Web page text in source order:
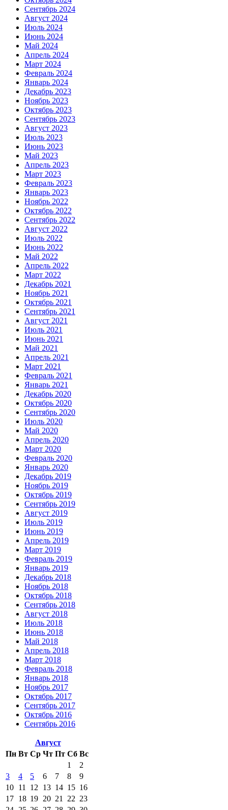
Сентябрь 2024
Август 2024
Июль 2024
Июнь 2024
Май 2024
Апрель 2024
Март 2024
Февраль 2024
Январь 2024
Декабрь 2023
Ноябрь 2023
Октябрь 2023
Сентябрь 2023
Август 2023
Июль 2023
Июнь 2023
Май 2023
Апрель 2023
Март 2023
Февраль 2023
Январь 2023
Ноябрь 2022
Октябрь 2022
Сентябрь 2022
Август 2022
Июль 2022
Июнь 2022
Май 2022
Апрель 2022
Март 2022
Декабрь 2021
Ноябрь 2021
Октябрь 2021
Сентябрь 2021
Август 2021
Июль 2021
Июнь 2021
Май 2021
Апрель 2021
Март 2021
Февраль 2021
Январь 2021
Декабрь 2020
Октябрь 2020
Сентябрь 2020
Июль 2020
Май 2020
Апрель 2020
Март 2020
Февраль 2020
Январь 2020
Декабрь 2019
Ноябрь 2019
Октябрь 2019
Сентябрь 2019
Август 2019
Июль 2019
Июнь 2019
Апрель 2019
Март 2019
Февраль 2019
Январь 2019
Декабрь 2018
Ноябрь 2018
Октябрь 2018
Сентябрь 2018
Август 2018
Июль 2018
Июнь 2018
Май 2018
Апрель 2018
Март 2018
Февраль 2018
Январь 2018
Ноябрь 2017
Октябрь 2017
Сентябрь 2017
Октябрь 2016
Сентябрь 2016
Август
Пн Вт Ср Чт Пт Сб Вс
1
2
3
4 5 6 7 8
9
10 11 12 13 14 15 16
17 18 19 20 21 22 23